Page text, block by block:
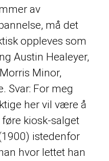
av
må det
oppleves som
Austin Healeyer,
Minor,
Svar: For meg
her vil være å
kiosk-salget
istedenfor
hvor lettet han